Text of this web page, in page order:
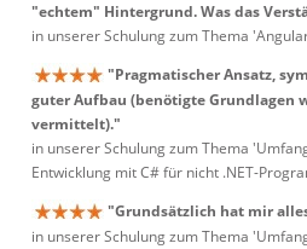
"echtem" Hintergrund. Was das
in unserer Schulung zum Thema
"Pragmatischer Ansatz,
guter Aufbau (benötigte Grundlagen
vermittelt)."
in unserer Schulung zum Thema
Entwicklung mit C# für nicht .NET-
"Grundsätzlich hat mir
in unserer Schulung zum Thema